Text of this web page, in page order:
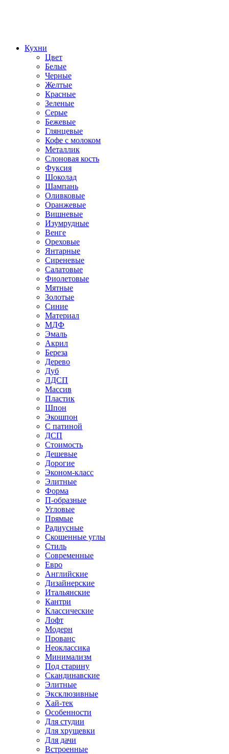
Кухни
Цвет
Белые
Черные
Желтые
Красные
Зеленые
Серые
Бежевые
Глянцевые
Кофе с молоком
Металлик
Слоновая кость
Фуксия
Шоколад
Шампань
Оливковые
Оранжевые
Вишневые
Изумрудные
Венге
Ореховые
Янтарные
Сиреневые
Салатовые
Фиолетовые
Мятные
Золотые
Синие
Материал
МДФ
Эмаль
Акрил
Береза
Дерево
Дуб
ЛДСП
Массив
Пластик
Шпон
Экошпон
С патиной
ДСП
Стоимость
Дешевые
Дорогие
Эконом-класс
Элитные
Форма
П-образные
Угловые
Прямые
Радиусные
Скошенные углы
Стиль
Современные
Евро
Английские
Дизайнерские
Итальянские
Кантри
Классические
Лофт
Модерн
Прованс
Неоклассика
Минимализм
Под старину
Скандинавские
Элитные
Эксклюзивные
Хай-тек
Особенности
Для студии
Для хрущевки
Для дачи
Встроенные